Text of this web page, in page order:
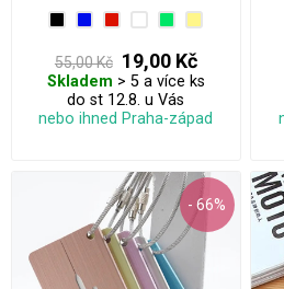
zavazadlo nebo klíče kdekoliv na
55,00 Kč 19,00 Kč
Skladem > 5 a více ks
do st 12.8. u Vás
nebo ihned Praha-západ
- 66%